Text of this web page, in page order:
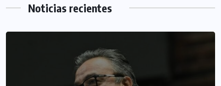
Noticias recientes